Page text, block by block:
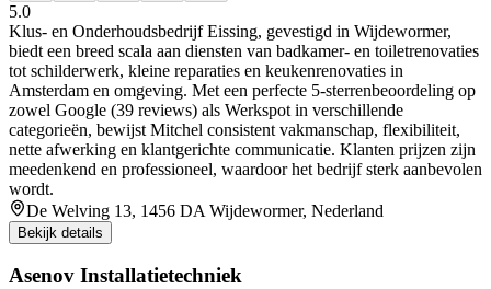
5.0
Klus‑ en Onderhoudsbedrijf Eissing, gevestigd in Wijdewormer,
biedt een breed scala aan diensten van badkamer- en toiletrenovaties
tot schilderwerk, kleine reparaties en keukenrenovaties in
Amsterdam en omgeving. Met een perfecte 5-sterrenbeoordeling op
zowel Google (39 reviews) als Werkspot in verschillende
categorieën, bewijst Mitchel consistent vakmanschap, flexibiliteit,
nette afwerking en klantgerichte communicatie. Klanten prijzen zijn
meedenkend en professioneel, waardoor het bedrijf sterk aanbevolen
wordt.
De Welving 13, 1456 DA Wijdewormer, Nederland
Bekijk details
Asenov Installatietechniek